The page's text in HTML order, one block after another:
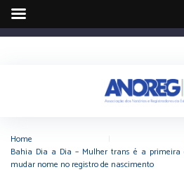
Home
Bahia Dia a Dia – Mulher trans é a primeira
mudar nome no registro de nascimento